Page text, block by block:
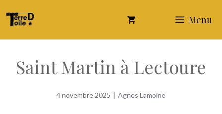
contenu
Menu
Saint Martin à Lectoure
4 novembre 2025 | Agnes Lamoine